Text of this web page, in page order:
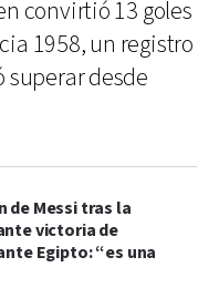
convirtió 13 goles
1958, un registro
desde
de Messi tras la
victoria de
Egipto: “es una